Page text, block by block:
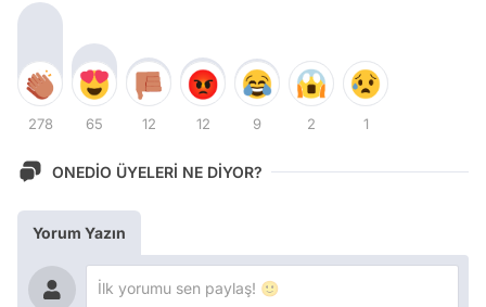
278 65 12 12 9 2 1
ONEDİO ÜYELERİ NE DİYOR?
Yorum Yazın